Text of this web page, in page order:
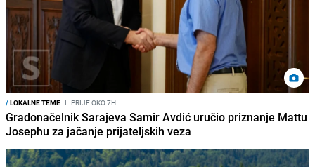
/LOKALNE TEME I PRIJE OKO 7H
Gradonačelnik Sarajeva Samir Avdić uručio priznanje Mattu
Josephu za jačanje prijateljskih veza